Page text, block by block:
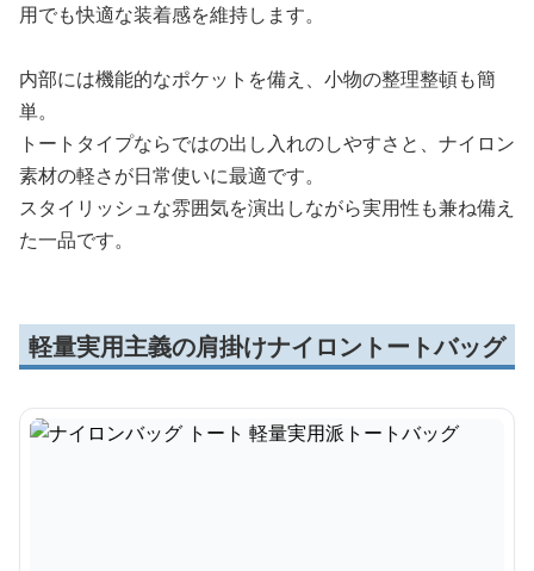
用でも快適な装着感を維持します。
内部には機能的なポケットを備え、小物の整理整頓も簡
単。
トートタイプならではの出し入れのしやすさと、ナイロン
素材の軽さが日常使いに最適です。
スタイリッシュな雰囲気を演出しながら実用性も兼ね備え
た一品です。
軽量実用主義の肩掛けナイロントートバッグ